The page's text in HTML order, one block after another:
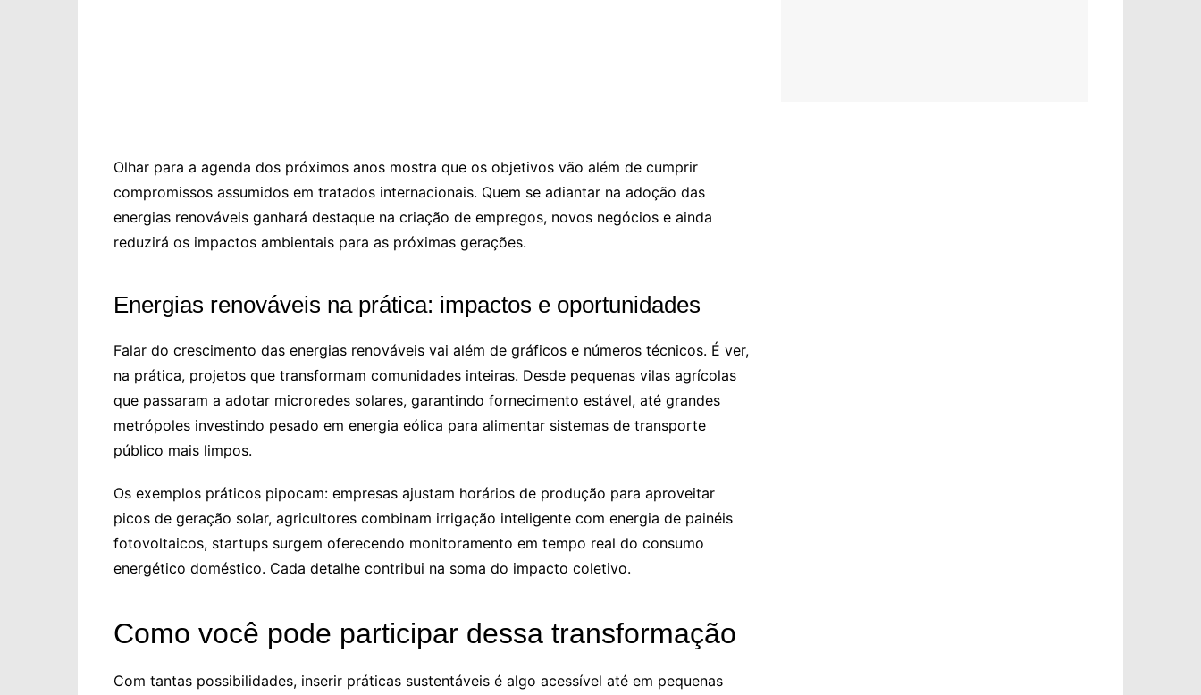
Olhar para a agenda dos próximos anos mostra que os objetivos vão além de cumprir
compromissos assumidos em tratados internacionais. Quem se adiantar na adoção das
energias renováveis ganhará destaque na criação de empregos, novos negócios e ainda
reduzirá os impactos ambientais para as próximas gerações.
Energias renováveis na prática: impactos e oportunidades
Falar do crescimento das energias renováveis vai além de gráficos e números técnicos. É ver,
na prática, projetos que transformam comunidades inteiras. Desde pequenas vilas agrícolas
que passaram a adotar microredes solares, garantindo fornecimento estável, até grandes
metrópoles investindo pesado em energia eólica para alimentar sistemas de transporte
público mais limpos.
Os exemplos práticos pipocam: empresas ajustam horários de produção para aproveitar
picos de geração solar, agricultores combinam irrigação inteligente com energia de painéis
fotovoltaicos, startups surgem oferecendo monitoramento em tempo real do consumo
energético doméstico. Cada detalhe contribui na soma do impacto coletivo.
Como você pode participar dessa transformação
Com tantas possibilidades, inserir práticas sustentáveis é algo acessível até em pequenas